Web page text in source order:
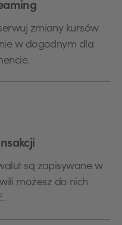
zmiany kursów
w dogodnym dla
są zapisywane w
możesz do nich